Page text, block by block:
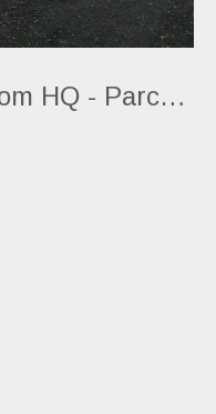
00 Alex Agrocom HQ - Parcare Rampa 18